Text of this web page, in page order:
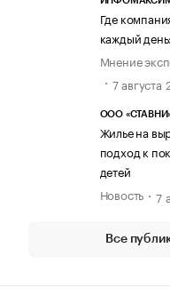
Где
каждый
Мнение
7 августа
ООО
Жилье на
подход к
детей
Новость
7
Все